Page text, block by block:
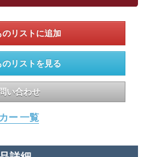
のリストを見る
い合わせ
ー 一覧